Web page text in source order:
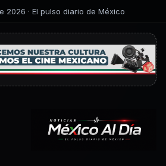
2026 · El pulso diario de México